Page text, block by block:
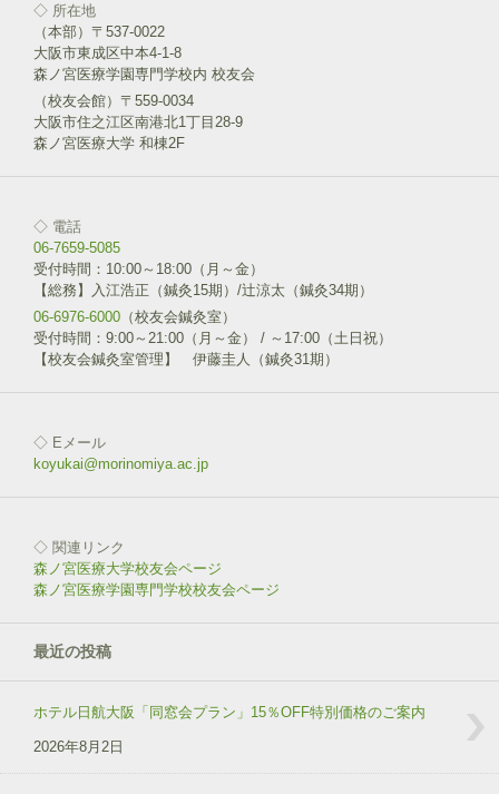
ク
リ
ッ
ク
し
て
T
w
i
t
e
(
し
い
ウ
ィ
ン
ド
ウ
開
す
)
a
c
e
b
o
o
k
で
共
す
ッ
ク
し
て
く
だ
さ
い
新
ン
ド
す
)
◇ 所在地
（本部）〒537-0022
大阪市東成区中本4-1-8
森ノ宮医療学園専門学校内 校友会
（校友会館）〒559-0034
大阪市住之江区南港北1丁目28-9
森ノ宮医療大学 和棟2F
◇ 電話
06-7659-5085
受付時間：10:00～18:00（月～金）
【総務】入江浩正（鍼灸15期）/辻涼太（鍼灸34期）
06-6976-6000 （校友会鍼灸室）
受付時間：9:00～21:00（月～金） / ～17:00（土日祝）
【校友会鍼灸室管理】 伊藤圭人（鍼灸31期）
◇ Eメール
koyukai@morinomiya.ac.jp
◇ 関連リンク
森ノ宮医療大学校友会ページ
森ノ宮医療学園専門学校校友会ページ
最近の投稿
ホテル日航大阪「同窓会プラン」15％OFF特別価格のご案内
2026年8月2日